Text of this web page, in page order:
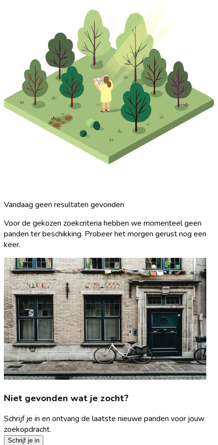
Vandaag geen resultaten gevonden
Voor de gekozen zoekcriteria hebben we momenteel geen
panden ter beschikking. Probeer het morgen gerust nog een
keer.
Niet gevonden wat je zocht?
Schrijf je in en ontvang de laatste nieuwe panden voor jouw
zoekopdracht.
Schrijf je in